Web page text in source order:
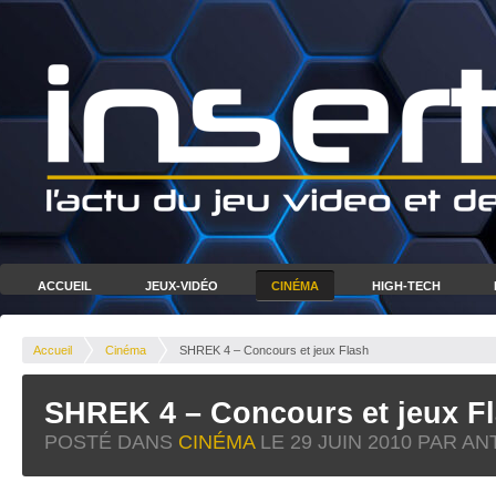
ACCUEIL JEUX-VIDÉO CINÉMA HIGH-TECH
Accueil Cinéma SHREK 4 – Concours et jeux Flash
SHREK 4 – Concours et jeux
POSTÉ DANS CINÉMALE 29 JUIN 2010 PAR